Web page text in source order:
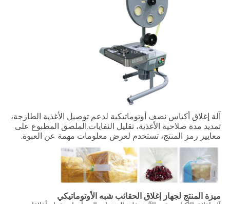
آلة إغلاق أكياس نصف أوتوماتيكية لدعم توصيل الأغذية الطازجة،
تمديد مدة صلاحية الأغذية، تقليل النفايات.الملصق المطبوع على
معايير رمز المنتج، تستخدم لعرض معلومات مهمة عن العبوة.
ميزة المنتج لجهاز إغلاق الحقائب شبه الأوتوماتيكي